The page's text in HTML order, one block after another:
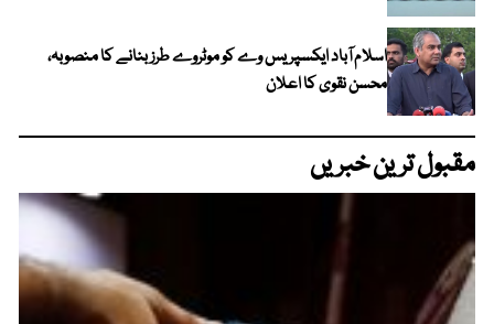
اسلام آباد ایکسپریس وے کو موٹروے طرز بنانے کا منصوبہ،
محسن نقوی کا اعلان
مقبول ترین خبریں